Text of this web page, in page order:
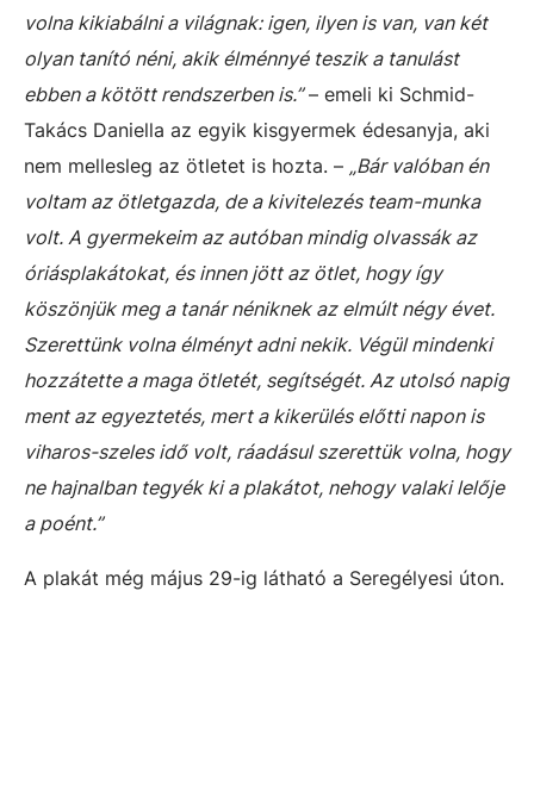
volna kikiabálni a világnak: igen, ilyen is van, van két
olyan tanító néni, akik élménnyé teszik a tanulást
ebben a kötött rendszerben is.”– emeli ki Schmid-
Takács Daniella az egyik kisgyermek édesanyja, aki
nem mellesleg az ötletet is hozta. – „Bár valóban én
voltam az ötletgazda, de a kivitelezés team-munka
volt. A gyermekeim az autóban mindig olvassák az
óriásplakátokat, és innen jött az ötlet, hogy így
köszönjük meg a tanár néniknek az elmúlt négy évet.
Szerettünk volna élményt adni nekik. Végül mindenki
hozzátette a maga ötletét, segítségét. Az utolsó napig
ment az egyeztetés, mert a kikerülés előtti napon is
viharos-szeles idő volt, ráadásul szerettük volna, hogy
ne hajnalban tegyék ki a plakátot, nehogy valaki lelője
a poént.”
A plakát még május 29-ig látható a Seregélyesi úton.